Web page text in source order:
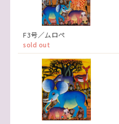
F3号／ムロペ
sold out